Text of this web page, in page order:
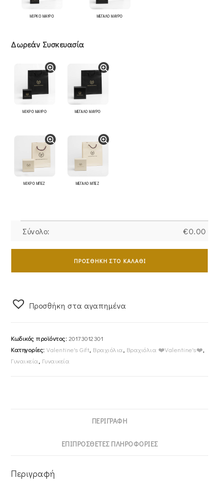
ΜΙΡΚΟ ΜΑΥΡΟ ΜΕΓΑΛΟ ΜΑΥΡΟ
Δωρεάν Συσκευασία
ΜΙΚΡΟ ΜΑΥΡΟ ΜΕΓΑΛΟ ΜΑΥΡΟ
ΜΙΚΡΟ ΜΠΕΖ ΜΕΓΑΛΟ ΜΠΕΖ
Σύνολο: €0.00
Βραχιόλι
Επιχρυσωμένο
Με
ΠΡΟΣΘΉΚΗ ΣΤΟ ΚΑΛΆΘΙ
Προσθήκη στα αγαπημένα
Κωδικός προϊόντος: 20173012301
Κατηγορίες:Valentine's Gift, Βραχιόλια, Βραχιόλια ❤️Valentine's❤️,
Γυναικεία, Γυναικεία
ΠΕΡΙΓΡΑΦΉ
ΕΠΙΠΡΌΣΘΕΤΕΣ ΠΛΗΡΟΦΟΡΊΕΣ
Περιγραφή